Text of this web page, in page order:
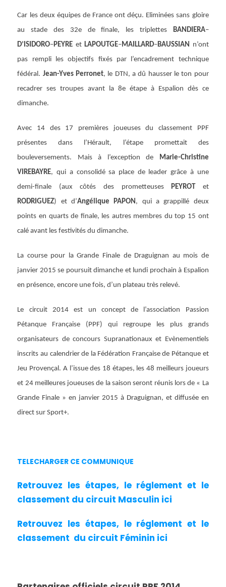
Car les deux équipes de France ont déçu. Eliminées sans gloire
au stade des 32e de finale, les triplettes BANDIERA–
D’ISIDORO–PEYRE etLAPOUTGE–MAILLARD–BAUSSIAN n’ont
pas rempli les objectifs fixés par l’encadrement technique
fédéral. Jean-Yves Perronet, le DTN, a dû hausser le ton pour
recadrer ses troupes avant la 8e étape à Espalion dès ce
dimanche.
Avec 14 des 17 premières joueuses du classement PPF
présentes dans l’Hérault, l’étape promettait des
bouleversements. Mais à l’exception de Marie-Christine
VIREBAYRE, qui a consolidé sa place de leader grâce à une
demi-finale (aux côtés des prometteusesPEYROT
et
RODRIGUEZ) et d’Angélique PAPON, qui a grappillé deux
points en quarts de finale, les autres membres du top 15 ont
calé avant les festivités du dimanche.
La course pour la Grande Finale de Draguignan au mois de
janvier 2015 se poursuit dimanche et lundi prochain à Espalion
en présence, encore une fois, d’un plateau très relevé.
Le circuit 2014 est un concept de l’association Passion
Pétanque Française (PPF) qui regroupe les plus grands
organisateurs de concours Supranationaux et Evènementiels
inscrits au calendrier de la Fédération Française de Pétanque et
Jeu Provençal. A l’issue des 18 étapes, les 48 meilleurs joueurs
et 24 meilleures joueuses de la saison seront réunis lors de « La
Grande Finale » en janvier 2015 à Draguignan, et diffusée en
direct sur Sport+.
TELECHARGER CE COMMUNIQUE
Retrouvez les étapes, le réglement et le
classement du circuit Masculin ici
Retrouvez les étapes, le réglement et le
classement du circuit Féminin ici